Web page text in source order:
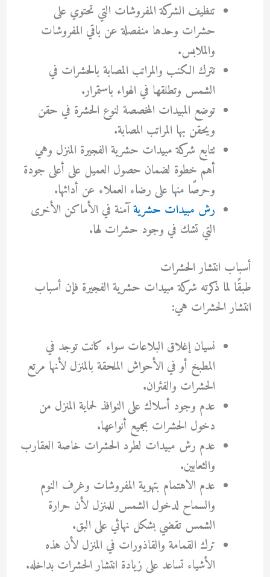
تنظيف الشركة المفروشات التي تحتوي على
حشرات وحدها منفصلة عن باقي المفروشات
والملابس.
تترك الكنب والمراتب المصابة بالحشرات في
الشمس وتطلقها في الهواء باستمرار.
توضع المبيدات المخصصة لنوع الحشرة في حقن
ويحقن بها المراتب المصابة.
تتابع شركة مبيدات حشرية الفجيرة المنزل وهي
أهم خطوة لضمان حصول العميل على أعلى جودة
وحرصًا منها على رضاء العملاء عن أدائها.
رش مبيدات حشريةآمنة في الأماكن الأخرى
التي تشك في وجود حشرات لها.
أسباب انتشار الحشرات
طبقًا لما ذكرته شركة مبيدات حشرية الفجيرة فإن أسباب
انتشار الحشرات هي:
نسيان إغلاق البلاعات سواء كانت توجد في
المطبخ أو في الأحواش الملحقة بالمنزل لأنها مرتع
الحشرات والفئران.
عدم وجود أسلاك على النوافذ لحماية المنزل من
دخول الحشرات بجميع أنواعها.
عدم رش مبيدات لطرد الحشرات خاصة العقارب
والثعابين.
عدم الاهتمام بتهوية المفروشات وغرف النوم
والسماح لدخول الشمس للمنزل لأن حرارة
الشمس تقضي بشكل نهائي على البق.
ترك القمامة والقاذورات في المنزل لأن هذه
الأشياء تساعد على زيادة انتشار الحشرات بداخله.